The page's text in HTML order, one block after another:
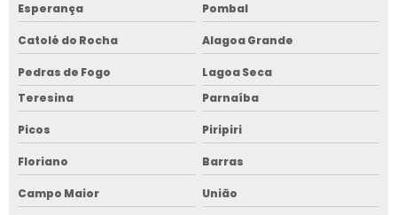
Esperança Pombal
Catolé do Rocha Alagoa Grande
Pedras de Fogo
Lagoa Seca
Teresina
Parnaíba
Picos Piripiri
Floriano Barras
Campo Maior União